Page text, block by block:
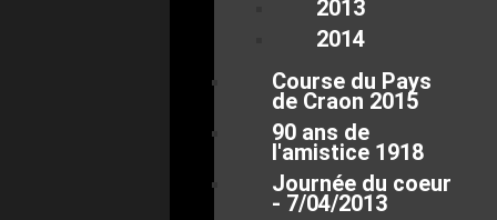
2013
2014
Course du Pays
de Craon 2015
90 ans de
l'amistice 1918
Journée du coeur
- 7/04/2013